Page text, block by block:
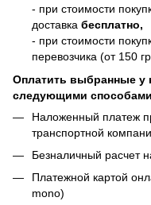
- при стоимости
доставка бесплатно,
- при стоимости
перевозчика (от 150
Оплатить выбранные у
следующими
Наложенный платеж
транспортной
Безналичный расчет
Платежной картой
mono)